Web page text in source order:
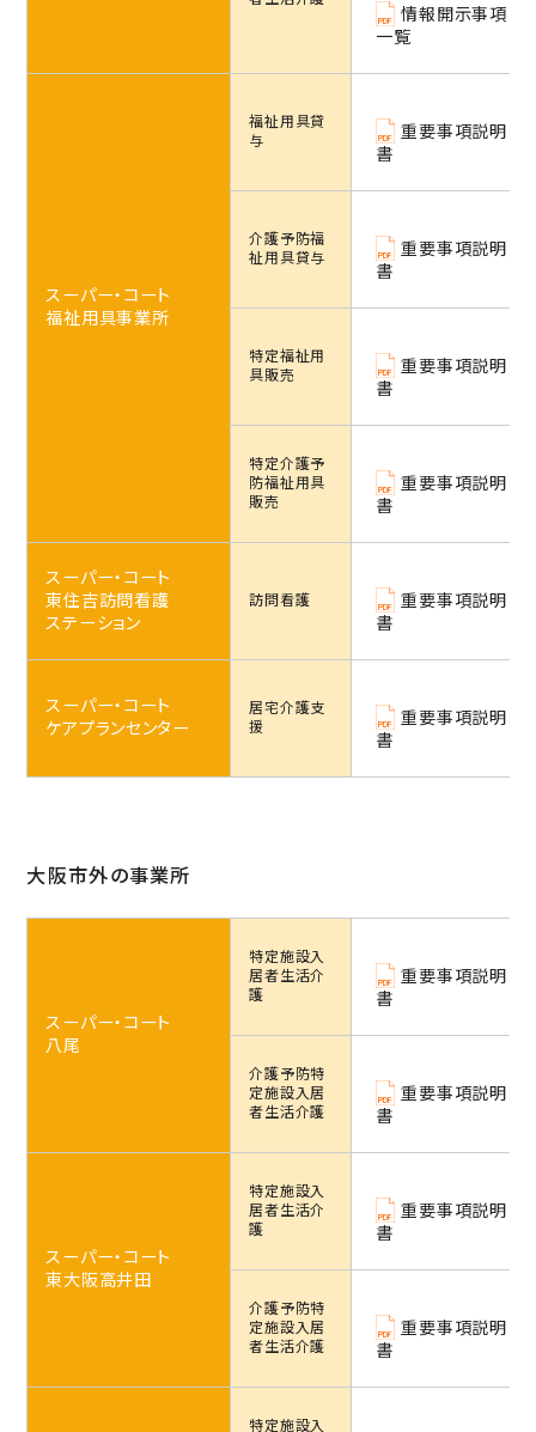
情報開示事項
一覧
スーパー・コート
福祉用具事業所
福祉用具貸
与
重要事項説明
書
介護予防福
祉用具貸与
重要事項説明
書
特定福祉用
具販売
重要事項説明
書
特定介護予
防福祉用具
販売
重要事項説明
書
スーパー・コート
東住吉訪問看護
ステーション
訪問看護
重要事項説明
書
スーパー・コート
ケアプランセンター
居宅介護支
援
重要事項説明
書
大阪市外の事業所
スーパー・コート
八尾
特定施設入
居者生活介
護
重要事項説明
書
介護予防特
定施設入居
者生活介護
重要事項説明
書
スーパー・コート
東大阪高井田
特定施設入
居者生活介
護
重要事項説明
書
介護予防特
定施設入居
者生活介護
重要事項説明
書
特定施設入